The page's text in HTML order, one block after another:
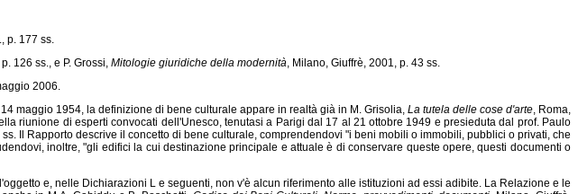
p. 177 ss.
126 ss., e P. Grossi, Mitologie giuridiche della modernità, Milano, Giuffrè, 2001, p. 43 ss.
2006.
maggio 1954, la definizione di bene culturale appare in realtà già in M. Grisolia, La tutela delle cose d'arte, Roma,
riunione di esperti convocati dell'Unesco, tenutasi a Parigi dal 17 al 21 ottobre 1949 e presieduta dal prof. Paulo
ss. Il Rapporto descrive il concetto di bene culturale, comprendendovi "i beni mobili o immobili, pubblici o privati, che
inoltre, "gli edifici la cui destinazione principale e attuale è di conservare queste opere, questi documenti o
e, nelle Dichiarazioni L e seguenti, non v'è alcun riferimento alle istituzioni ad essi adibite. La Relazione e le